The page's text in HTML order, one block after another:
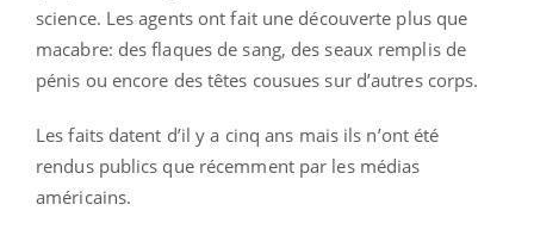
science. Les agents ont fait une découverte plus que
macabre: des flaques de sang, des seaux remplis de
pénis ou encore des têtes cousues sur d’autres corps.
Les faits datent d’il y a cinq ans mais ils n’ont été
rendus publics que récemment par les médias
américains.